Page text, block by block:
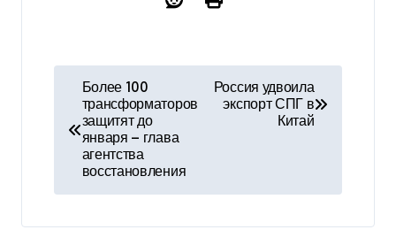
и
г
Более 100
трансформаторов
защитят до
января — глава
агентства
восстановления
Россия удвоила
экспорт СПГ в
Китай